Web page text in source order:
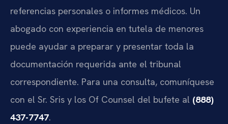
referencias personales o informes médicos. Un
abogado con experiencia en tutela de menores
puede ayudar a preparar y presentar toda la
documentación requerida ante el tribunal
correspondiente. Para una consulta, comuníquese
con el Sr. Sris y los Of Counsel del bufete al (888)
437-7747.